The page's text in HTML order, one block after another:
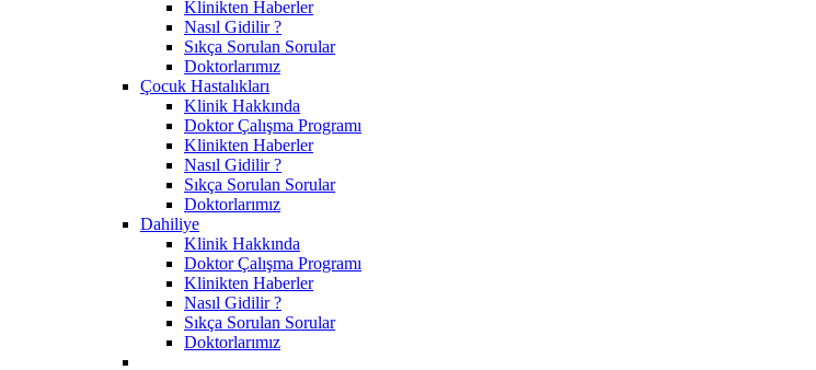
Klinikten Haberler
Nasıl Gidilir ?
Sıkça Sorulan Sorular
Doktorlarımız
Çocuk Hastalıkları
Klinik Hakkında
Doktor Çalışma Programı
Klinikten Haberler
Nasıl Gidilir ?
Sıkça Sorulan Sorular
Doktorlarımız
Dahiliye
Klinik Hakkında
Doktor Çalışma Programı
Klinikten Haberler
Nasıl Gidilir ?
Sıkça Sorulan Sorular
Doktorlarımız